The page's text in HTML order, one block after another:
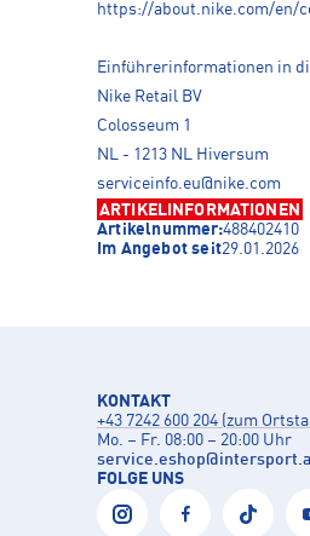
https://about.nike.com/en/
Einführerinformationen in
Nike Retail BV
Colosseum 1
NL - 1213 NL Hiversum
serviceinfo.eu@nike.com
ARTIKELINFORMATIONEN
Artikelnummer:488402410
Im Angebot seit29.01.2026
KONTAKT
+43 7242 600 204 (zum
Mo. – Fr. 08:00 – 20:00 Uhr
service.eshop@
FOLGE UNS